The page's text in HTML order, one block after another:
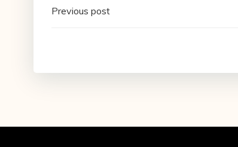
Navegación
entradas
Previous post